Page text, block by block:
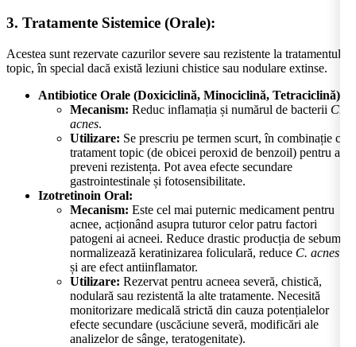
3. Tratamente Sistemice (Orale):
Acestea sunt rezervate cazurilor severe sau rezistente la tratamentul
topic, în special dacă există leziuni chistice sau nodulare extinse.
Antibiotice Orale (Doxiciclină, Minociclină, Tetraciclină):
Mecanism: Reduc inflamația și numărul de bacterii C.
acnes.
Utilizare: Se prescriu pe termen scurt, în combinație cu
tratament topic (de obicei peroxid de benzoil) pentru a
preveni rezistența. Pot avea efecte secundare
gastrointestinale și fotosensibilitate.
Izotretinoin Oral:
Mecanism: Este cel mai puternic medicament pentru
acnee, acționând asupra tuturor celor patru factori
patogeni ai acneei. Reduce drastic producția de sebum,
normalizează keratinizarea foliculară, reduce C. acnes
și are efect antiinflamator.
Utilizare: Rezervat pentru acneea severă, chistică,
nodulară sau rezistentă la alte tratamente. Necesită
monitorizare medicală strictă din cauza potențialelor
efecte secundare (uscăciune severă, modificări ale
analizelor de sânge, teratogenitate).